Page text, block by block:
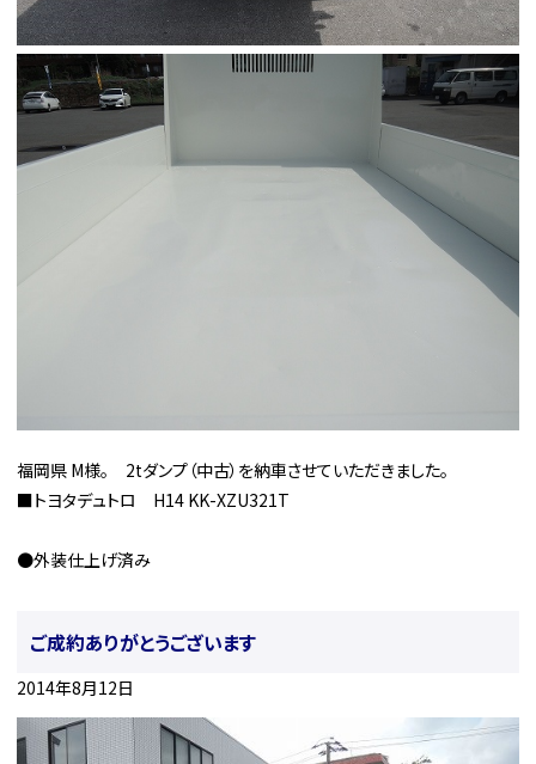
福岡県 M様。 2tダンプ（中古）を納車させていただきました。
■トヨタデュトロ H14 KK-XZU321T
●外装仕上げ済み
ご成約ありがとうございます
2014年8月12日